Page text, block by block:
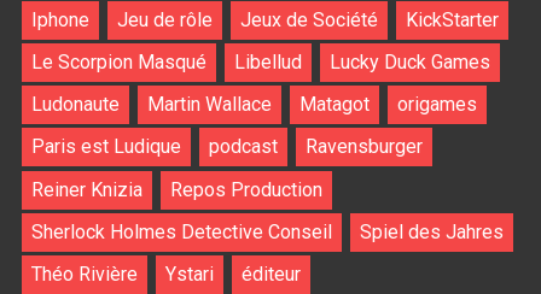
Iphone
Jeu de rôle Jeux de Société
KickStarter
Le Scorpion Masqué
Libellud
Lucky Duck Games
Ludonaute
Martin Wallace Matagot
origames
Paris est Ludique
podcast
Ravensburger
Reiner Knizia
Repos Production
Sherlock Holmes Detective Conseil
Spiel des Jahres
Théo Rivière
Ystari éditeur